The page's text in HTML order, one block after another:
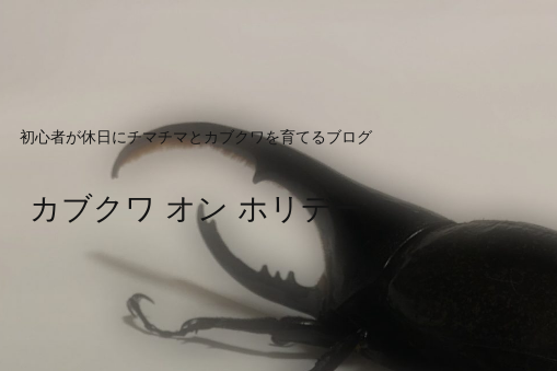
初心者が休日にチマチマとカブクワを育てるブログ
カブクワ オン ホリデー